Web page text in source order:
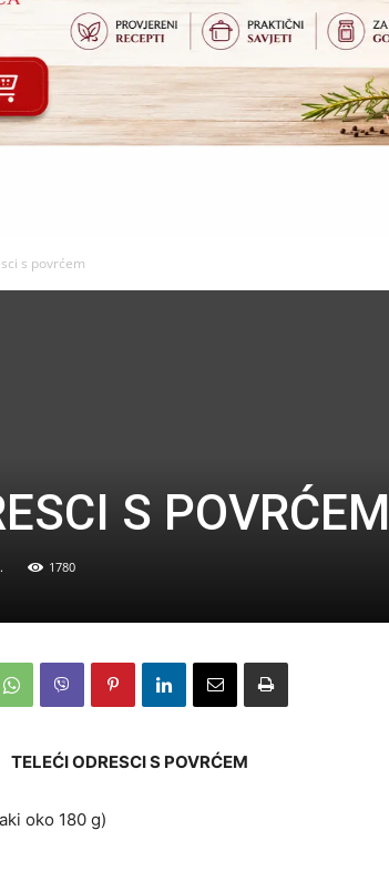
s povrćem
S POVRĆEM
1780
TELEĆI ODRESCI S POVRĆEM
oko 180 g)